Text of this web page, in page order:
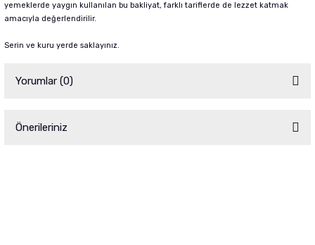
yemeklerde yaygın kullanılan bu bakliyat, farklı tariflerde de lezzet katmak
amacıyla değerlendirilir.
Serin ve kuru yerde saklayınız.
Yorumlar (0)
Önerileriniz